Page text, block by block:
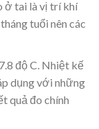
ở tai là vị trí khí
tuổi nên các
độ C. Nhiệt kế
dụng với những
quả đo chính